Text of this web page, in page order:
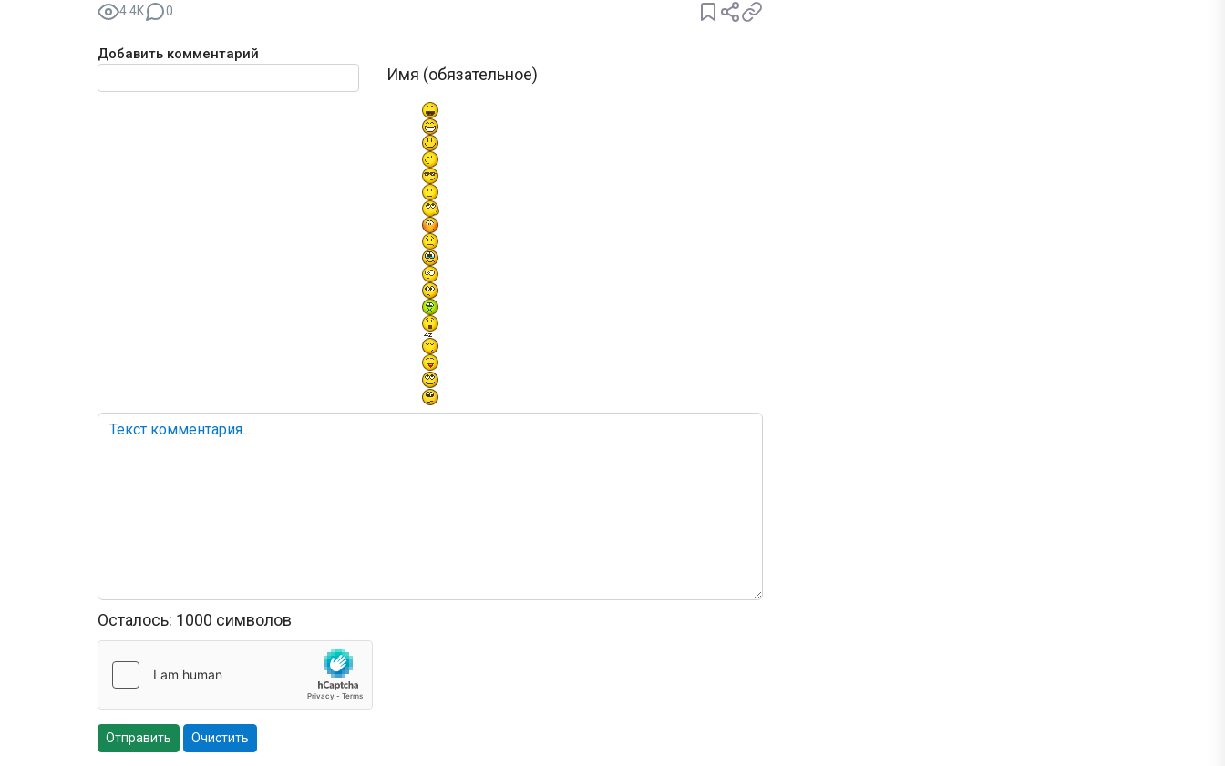
4.4K 0
Добавить комментарий
Имя (обязательное)
Текст комментария
Осталось: 1000 символов
Отправить Очистить